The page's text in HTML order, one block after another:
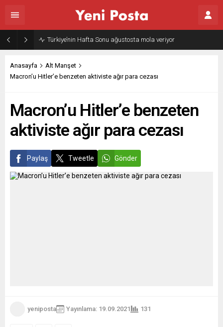
Türkiye’nin Hafta Sonu ağustosta mola veriyor
Anasayfa
Alt Manşet
Macron’u Hitler’e benzeten aktiviste ağır para cezası
Macron’u Hitler’e benzeten
aktiviste ağır para cezası
Paylaş Tweetle Gönder
yeniposta Yayınlama: 19.09.2021 131